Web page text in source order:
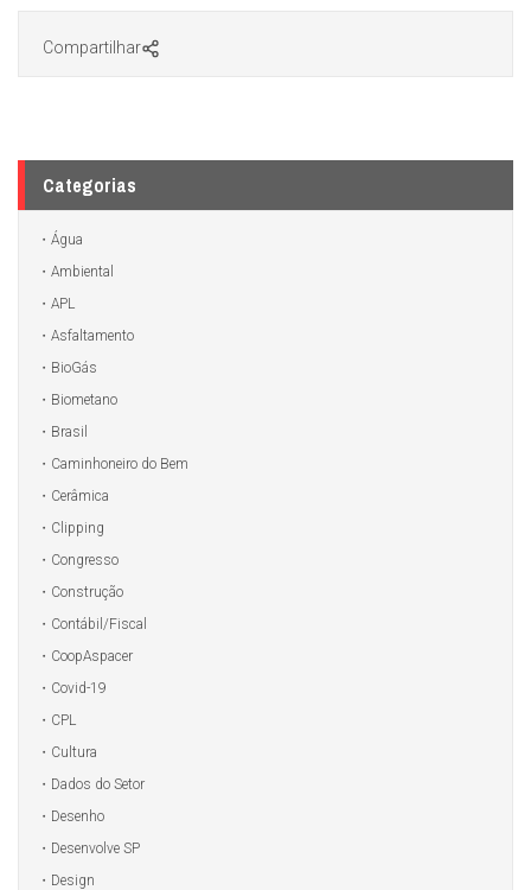
Compartilhar
Categorias
Água
Ambiental
APL
Asfaltamento
BioGás
Biometano
Brasil
Caminhoneiro do Bem
Cerâmica
Clipping
Congresso
Construção
Contábil/Fiscal
CoopAspacer
Covid-19
CPL
Cultura
Dados do Setor
Desenho
Desenvolve SP
Design